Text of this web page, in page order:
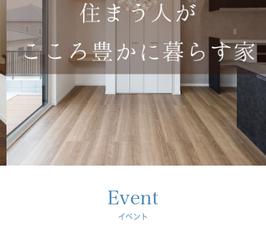
News
Works 施工実例集
Voice お客様の声
Blog 暮らしのコラム
Concept コンセプト
Event
イベント